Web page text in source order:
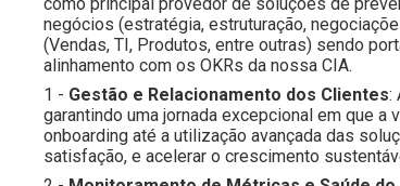
negócios (estratégia, estruturação,
(Vendas, TI, Produtos, entre outras) sendo
alinhamento com os OKRs da nossa CIA.
1 - Gestão e Relacionamento dos Clientes:
garantindo uma jornada excepcional em que
onboarding até a utilização avançada das
satisfação, e acelerar o crescimento